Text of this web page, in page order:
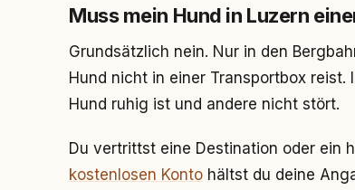
Muss mein Hund in Luzern
Grundsätzlich nein. Nur in den
Hund nicht in einer Transportbox
Hund ruhig ist und andere nicht stört.
Du vertrittst eine Destination oder ein
kostenlosen Konto hältst du deine